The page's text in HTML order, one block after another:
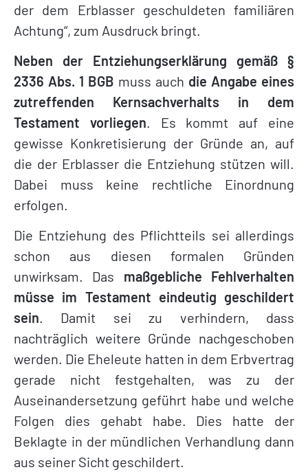
der dem Erblasser geschuldeten familiären
Achtung“, zum Ausdruck bringt.
Neben der Entziehungserklärung gemäß §
2336 Abs. 1 BGB muss auch die Angabe eines
zutreffenden Kernsachverhalts in dem
Testament vorliegen. Es kommt auf eine
gewisse Konkretisierung der Gründe an, auf
die der Erblasser die Entziehung stützen will.
Dabei muss keine rechtliche Einordnung
erfolgen.
Die Entziehung des Pflichtteils sei allerdings
schon aus diesen formalen Gründen
unwirksam. Das maßgebliche Fehlverhalten
müsse im Testament eindeutig geschildert
sein. Damit sei zu verhindern, dass
nachträglich weitere Gründe nachgeschoben
werden. Die Eheleute hatten in dem Erbvertrag
gerade nicht festgehalten, was zu der
Auseinandersetzung geführt habe und welche
Folgen dies gehabt habe. Dies hatte der
Beklagte in der mündlichen Verhandlung dann
aus seiner Sicht geschildert.